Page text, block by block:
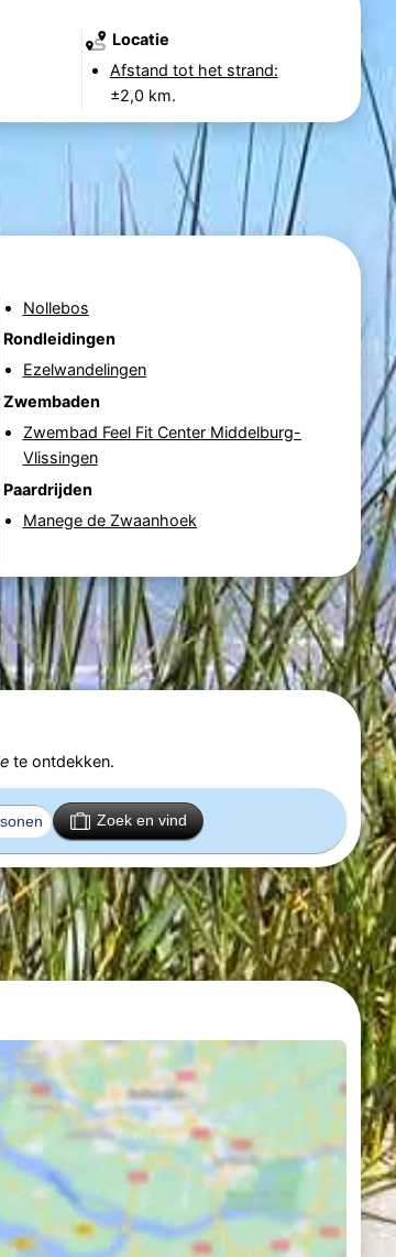
Locatie
Afstand tot het strand:
±2,0 km.
Nollebos
Rondleidingen
Ezelwandelingen
Zwembaden
Zwembad Feel Fit Center Middelburg-
Vlissingen
Paardrijden
Manege de Zwaanhoek
te ontdekken.
Zoek en vind